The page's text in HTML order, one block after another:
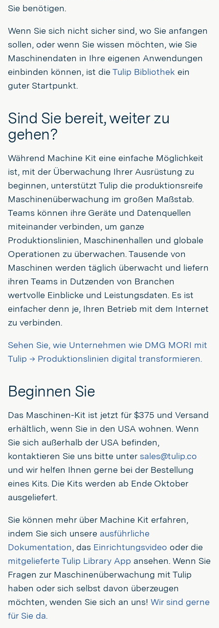
Sie benötigen.
Wenn Sie sich nicht sicher sind, wo Sie anfangen
sollen, oder wenn Sie wissen möchten, wie Sie
Maschinendaten in Ihre eigenen Anwendungen
einbinden können, ist die Tulip Bibliothek ein
guter Startpunkt.
Sind Sie bereit, weiter zu
gehen?
Während Machine Kit eine einfache Möglichkeit
ist, mit der Überwachung Ihrer Ausrüstung zu
beginnen, unterstützt Tulip die produktionsreife
Maschinenüberwachung im großen Maßstab.
Teams können ihre Geräte und Datenquellen
miteinander verbinden, um ganze
Produktionslinien, Maschinenhallen und globale
Operationen zu überwachen. Tausende von
Maschinen werden täglich überwacht und liefern
ihren Teams in Dutzenden von Branchen
wertvolle Einblicke und Leistungsdaten. Es ist
einfacher denn je, Ihren Betrieb mit dem Internet
zu verbinden.
Sehen Sie, wie Unternehmen wie DMG MORI mit
Tulip → Produktionslinien digital transformieren.
Beginnen Sie
Das Maschinen-Kit ist jetzt für $375 und Versand
erhältlich, wenn Sie in den USA wohnen. Wenn
Sie sich außerhalb der USA befinden,
kontaktieren Sie uns bitte unter sales@tulip.co
und wir helfen Ihnen gerne bei der Bestellung
eines Kits. Die Kits werden ab Ende Oktober
ausgeliefert.
Sie können mehr über Machine Kit erfahren,
indem Sie sich unsere ausführliche
Dokumentation, das Einrichtungsvideo oder die
mitgelieferte Tulip Library App ansehen. Wenn Sie
Fragen zur Maschinenüberwachung mit Tulip
haben oder sich selbst davon überzeugen
möchten, wenden Sie sich an uns! Wir sind gerne
für Sie da.